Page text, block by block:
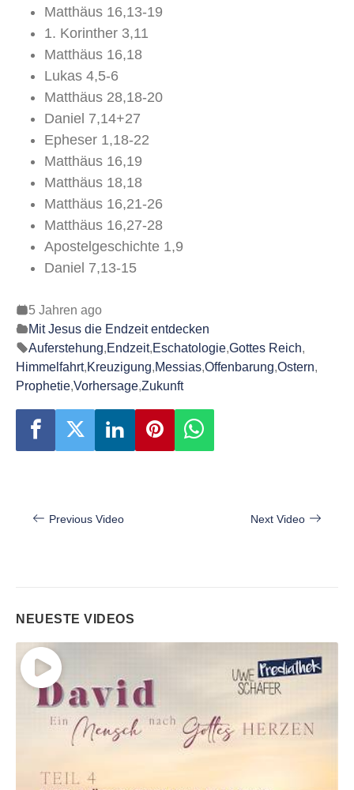
Matthäus 16,13-19
1. Korinther 3,11
Matthäus 16,18
Lukas 4,5-6
Matthäus 28,18-20
Daniel 7,14+27
Epheser 1,18-22
Matthäus 16,19
Matthäus 18,18
Matthäus 16,21-26
Matthäus 16,27-28
Apostelgeschichte 1,9
Daniel 7,13-15
5 Jahren ago
Mit Jesus die Endzeit entdecken
Auferstehung,Endzeit,Eschatologie,Gottes Reich,
Himmelfahrt,Kreuzigung,Messias,Offenbarung,Ostern,
Prophetie,Vorhersage,Zukunft
Beitragsnavigation
Previous Video Next Video
NEUESTE VIDEOS